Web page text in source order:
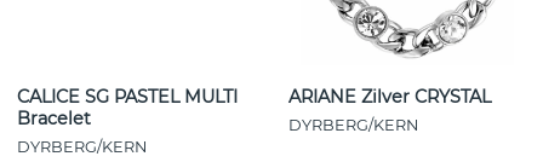
CALICE SG PASTEL MULTI
Bracelet
DYRBERG/KERN
ARIANE Zilver CRYSTAL
DYRBERG/KERN